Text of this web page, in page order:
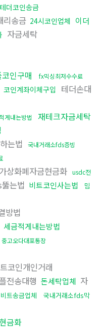
테더코인송금
리송금 24시코인업체 이더
자금세탁
인구매 fx믹싱최저수수료
코인계좌이체구입
테더손대
게내는방법
재테크자금세탁
는법 국내거래소fds증빙
가상화폐자금현금화 usdc전
는법 비트코인사는법
밈
방법
세금적게내는방법
중고오다대포통장
코인개인거래
전송대행 돈세탁업체 자
비트송금업체
국내거래소fds막
금화